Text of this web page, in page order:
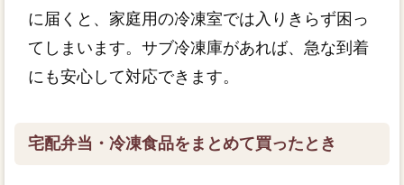
に届くと、家庭用の冷凍室では入りきらず困っ
てしまいます。サブ冷凍庫があれば、急な到着
にも安心して対応できます。
宅配弁当・冷凍食品をまとめて買ったとき